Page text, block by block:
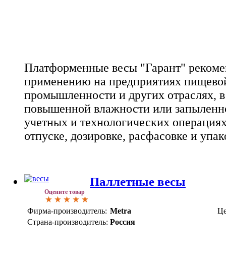
Платформенные весы "Гарант"
применению на предприятиях
промышленности и других отраслях,
повышенной влажности или
учетных и технологических
отпуске, дозировке, расфасовке и
Оцените товар
Паллетные весы
Фирма-производитель: Metra
Страна-производитель: Россия